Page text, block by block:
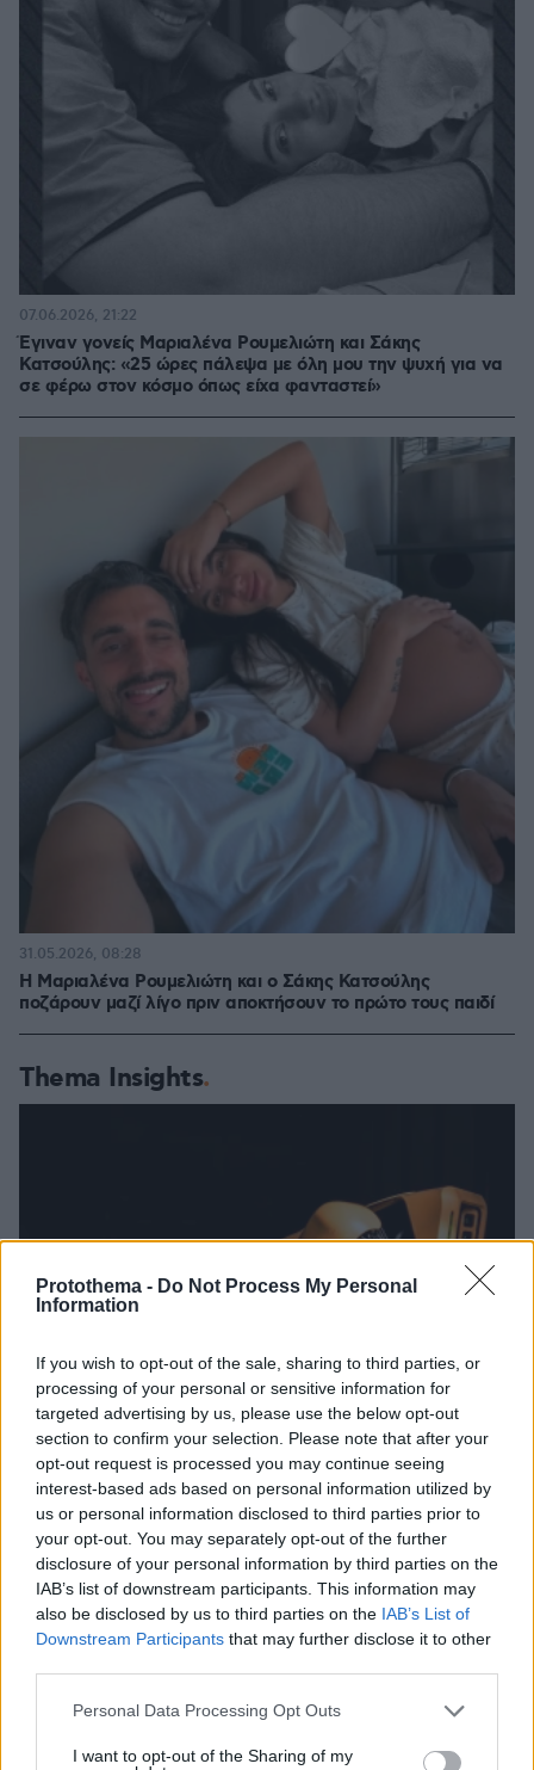
Protothema - Do Not Process My Personal
Information
If you wish to opt-out of the sale, sharing to third parties, or
processing of your personal or sensitive information for
targeted advertising by us, please use the below opt-out
section to confirm your selection. Please note that after your
opt-out request is processed you may continue seeing
interest-based ads based on personal information utilized by
us or personal information disclosed to third parties prior to
your opt-out. You may separately opt-out of the further
disclosure of your personal information by third parties on the
IAB’s list of downstream participants. This information may
also be disclosed by us to third parties on the IAB’s List of
Downstream Participants that may further disclose it to other
Please note that this website/app uses one or more Google
not limited to your visit or usage behaviour. You may click to
Personal Data Processing Opt Outs
I want to opt-out of the Sharing of my
Έγιναν γονείς Μαριαλένα Ρουμελιώτη και Σάκης
Κατσούλης: «25 ώρες πάλεψα με όλη μου την ψυχή για να
σε φέρω στον κόσμο όπως είχα φανταστεί»
07.06.2026, 21:22
Η Μαριαλένα Ρουμελιώτη και ο Σάκης Κατσούλης
ποζάρουν μαζί λίγο πριν αποκτήσουν το πρώτο τους παιδί
31.05.2026, 08:28
Thema Insights
Το μέλλον της τεχνολογίας
27.07.2026, 06:00
03.08.2026, 10:56